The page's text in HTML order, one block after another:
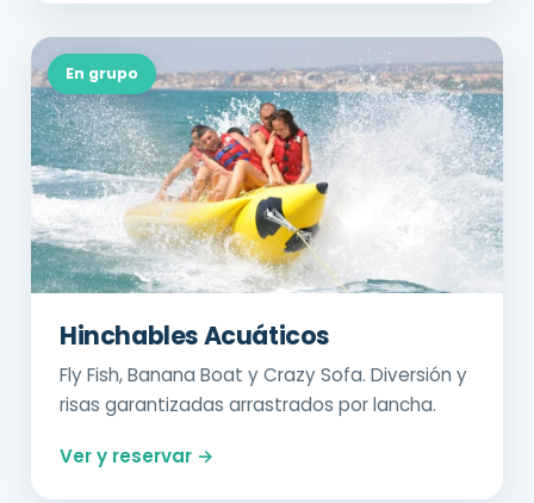
En grupo
Hinchables Acuáticos
Fly Fish, Banana Boat y Crazy Sofa. Diversión y
risas garantizadas arrastrados por lancha.
Ver y reservar →